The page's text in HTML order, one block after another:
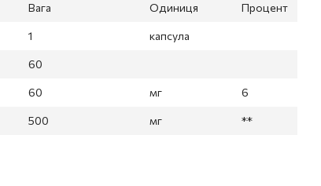
Вага Одиниця Процент
1 капсула
60
60 мг 6
500 мг **